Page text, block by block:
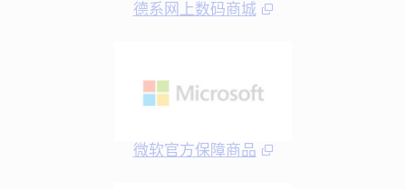
德系网上数码商城
微软官方保障商品